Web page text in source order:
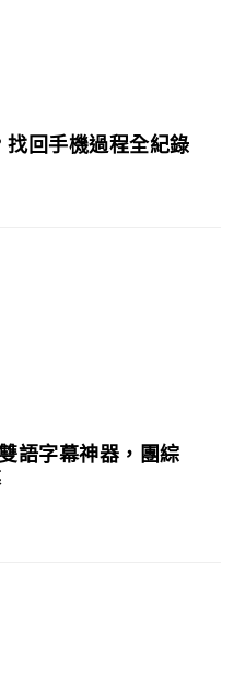
回手機過程全紀錄
語字幕神器，團綜